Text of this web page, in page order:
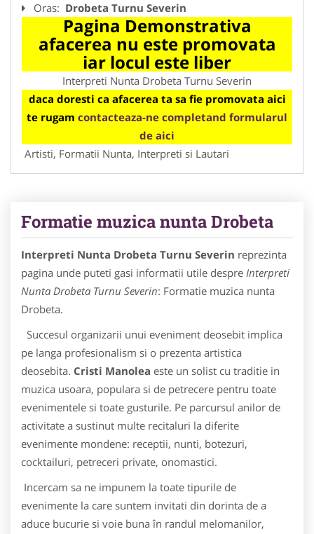
Oras: Drobeta Turnu Severin
Pagina Demonstrativa
afacerea nu este promovata
iar locul este liber
Interpreti Nunta Drobeta Turnu Severin
daca doresti ca afacerea ta sa fie promovata aici
te rugam contacteaza-ne completand formularul
de aici
Artisti, Formatii Nunta, Interpreti si Lautari
Formatie muzica nunta Drobeta
Interpreti Nunta Drobeta Turnu Severin reprezinta
pagina unde puteti gasi informatii utile despre Interpreti
Nunta Drobeta Turnu Severin: Formatie muzica nunta
Drobeta.
Succesul organizarii unui eveniment deosebit implica
pe langa profesionalism si o prezenta artistica
deosebita. Cristi Manolea este un solist cu traditie in
muzica usoara, populara si de petrecere pentru toate
evenimentele si toate gusturile. Pe parcursul anilor de
activitate a sustinut multe recitaluri la diferite
evenimente mondene: receptii, nunti, botezuri,
cocktailuri, petreceri private, onomastici.
Incercam sa ne impunem la toate tipurile de
evenimente la care suntem invitati din dorinta de a
aduce bucurie si voie buna în randul melomanilor,